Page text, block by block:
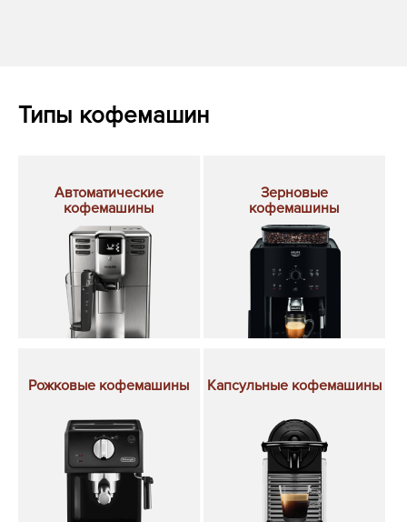
Типы кофемашин
Автоматические
кофемашины
Зерновые
кофемашины
Рожковые кофемашины Капсульные кофемашины